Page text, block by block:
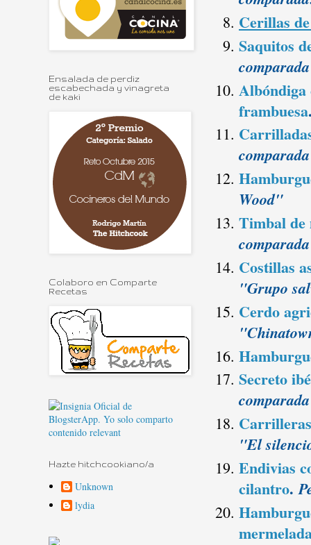
Cerillas
Saquitos
Albóndiga
frambuesa
Wood"
Timbal de
Costillas
"Grupo
Cerdo
Secreto
"El
Endivias
cilantro.
Ensalada de perdiz
escabechada y vinagreta
de kaki
Colaboro en Comparte
Recetas
Hazte hitchcookiano/a
Unknown
lydia